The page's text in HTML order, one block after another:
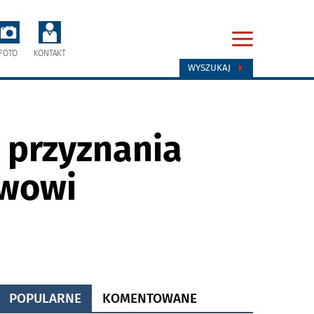
FOTO KONTAKT
WYSZUKAJ
POPULARNE KOMENTOWANE